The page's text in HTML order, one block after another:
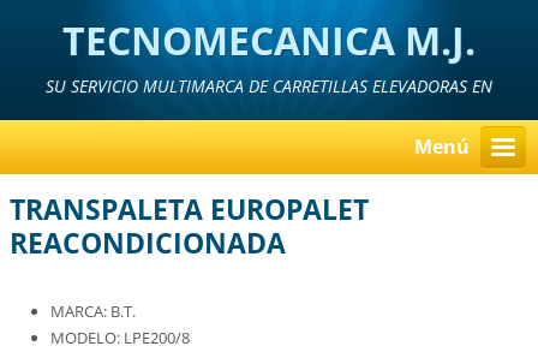
TECNOMECANICA M.J.
SU SERVICIO MULTIMARCA DE CARRETILLAS ELEVADORAS EN
Menú
TRANSPALETA EUROPALET
REACONDICIONADA
MARCA: B.T.
MODELO: LPE200/8